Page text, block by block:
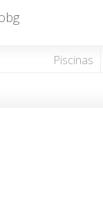
Piscinas